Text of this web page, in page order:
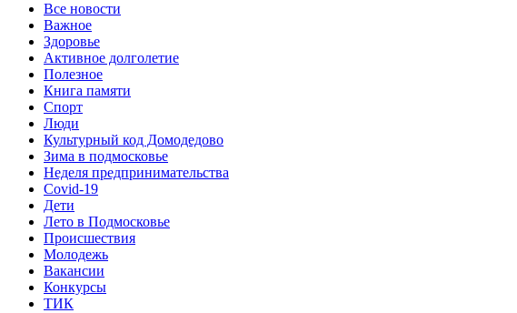
Все новости
Важное
Здоровье
Активное долголетие
Полезное
Книга памяти
Спорт
Люди
Культурный код Домодедово
Зима в подмосковье
Неделя предпринимательства
Covid-19
Дети
Лето в Подмосковье
Происшествия
Молодежь
Вакансии
Конкурсы
ТИК